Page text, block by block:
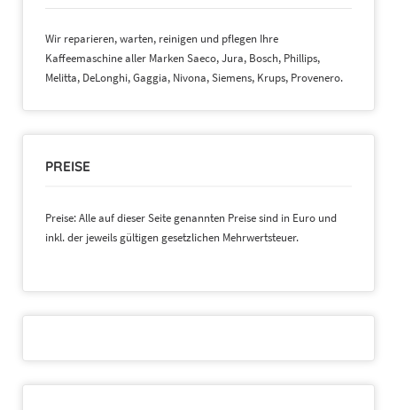
Wir reparieren, warten, reinigen und pflegen Ihre
Kaffeemaschine aller Marken Saeco, Jura, Bosch, Phillips,
Melitta, DeLonghi, Gaggia, Nivona, Siemens, Krups, Provenero.
PREISE
Preise: Alle auf dieser Seite genannten Preise sind in Euro und
inkl. der jeweils gültigen gesetzlichen Mehrwertsteuer.